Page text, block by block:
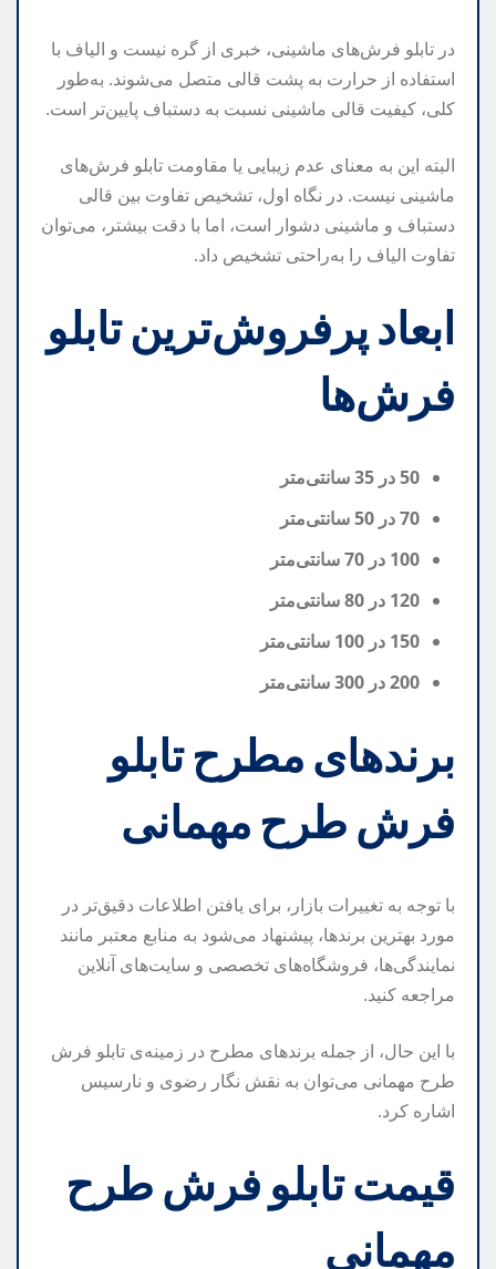
در تابلو فرش‌های ماشینی، خبری از گره نیست و الیاف با
استفاده از حرارت به پشت قالی متصل می‌شوند. به‌طور
کلی، کیفیت قالی ماشینی نسبت به دستباف پایین‌تر است.
البته این به معنای عدم زیبایی یا مقاومت تابلو فرش‌های
ماشینی نیست. در نگاه اول، تشخیص تفاوت بین قالی
دستباف و ماشینی دشوار است، اما با دقت بیشتر، می‌توان
تفاوت الیاف را به‌راحتی تشخیص داد.
ابعاد پرفروش‌ترین تابلو
فرش‌ها
50 در 35 سانتی‌متر
70 در 50 سانتی‌متر
100 در 70 سانتی‌متر
120 در 80 سانتی‌متر
150 در 100 سانتی‌متر
200 در 300 سانتی‌متر
برندهای مطرح تابلو
فرش طرح مهمانی
با توجه به تغییرات بازار، برای یافتن اطلاعات دقیق‌تر در
مورد بهترین برندها، پیشنهاد می‌شود به منابع معتبر مانند
نمایندگی‌ها، فروشگاه‌های تخصصی و سایت‌های آنلاین
مراجعه کنید.
با این حال، از جمله برندهای مطرح در زمینه‌ی تابلو فرش
طرح مهمانی می‌توان به نقش نگار رضوی و نارسیس
اشاره کرد.
قیمت تابلو فرش طرح
مهمانی